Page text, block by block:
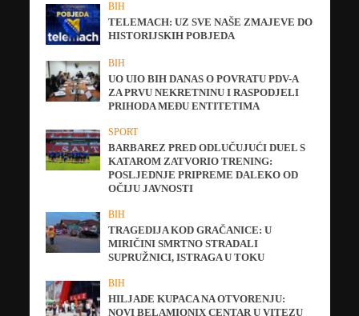
BIH
TELEMACH: UZ SVE NAŠE ZMAJEVE DO
HISTORIJSKIH POBJEDA
BIH
UO UIO BIH DANAS O POVRATU PDV-A
ZA PRVU NEKRETNINU I RASPODJELI
PRIHODA MEĐU ENTITETIMA
SPORT
BARBAREZ PRED ODLUČUJUĆI DUEL S
KATAROM ZATVORIO TRENING:
POSLJEDNJE PRIPREME DALEKO OD
OČIJU JAVNOSTI
BIH
TRAGEDIJA KOD GRAČANICE: U
MIRIČINI SMRTNO STRADALI
SUPRUŽNICI, ISTRAGA U TOKU
BIH
HILJADE KUPACA NA OTVORENJU:
NOVI BELAMIONIX CENTAR U VITEZU